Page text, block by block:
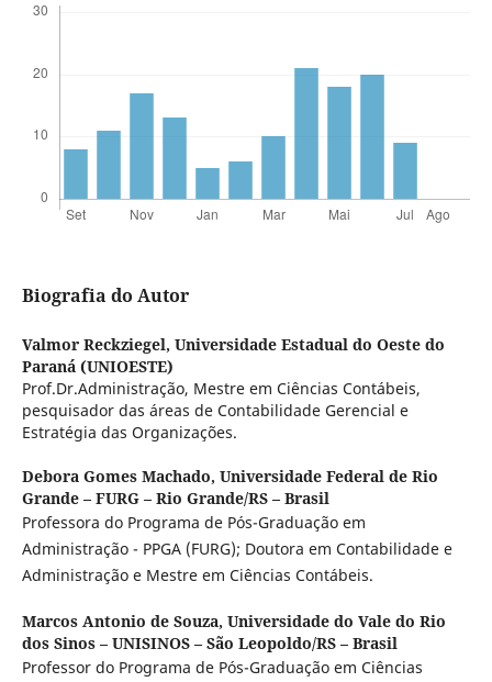
Biografia do Autor
Valmor Reckziegel, Universidade Estadual do Oeste do
Paraná (UNIOESTE)
Prof.Dr.Administração, Mestre em Ciências Contábeis,
pesquisador das áreas de Contabilidade Gerencial e
Estratégia das Organizações.
Debora Gomes Machado, Universidade Federal de Rio
Grande – FURG – Rio Grande/RS – Brasil
Professora do Programa de Pós-Graduação em
Administração - PPGA (FURG); Doutora em Contabilidade e
Administração e Mestre em Ciências Contábeis.
Marcos Antonio de Souza, Universidade do Vale do Rio
dos Sinos – UNISINOS – São Leopoldo/RS – Brasil
Professor do Programa de Pós-Graduação em Ciências